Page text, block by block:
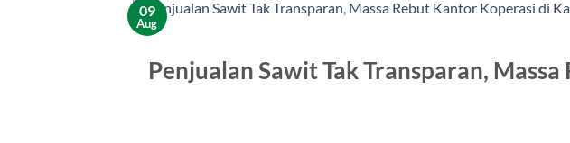
09
Aug
Penjualan Sawit Tak Transparan,